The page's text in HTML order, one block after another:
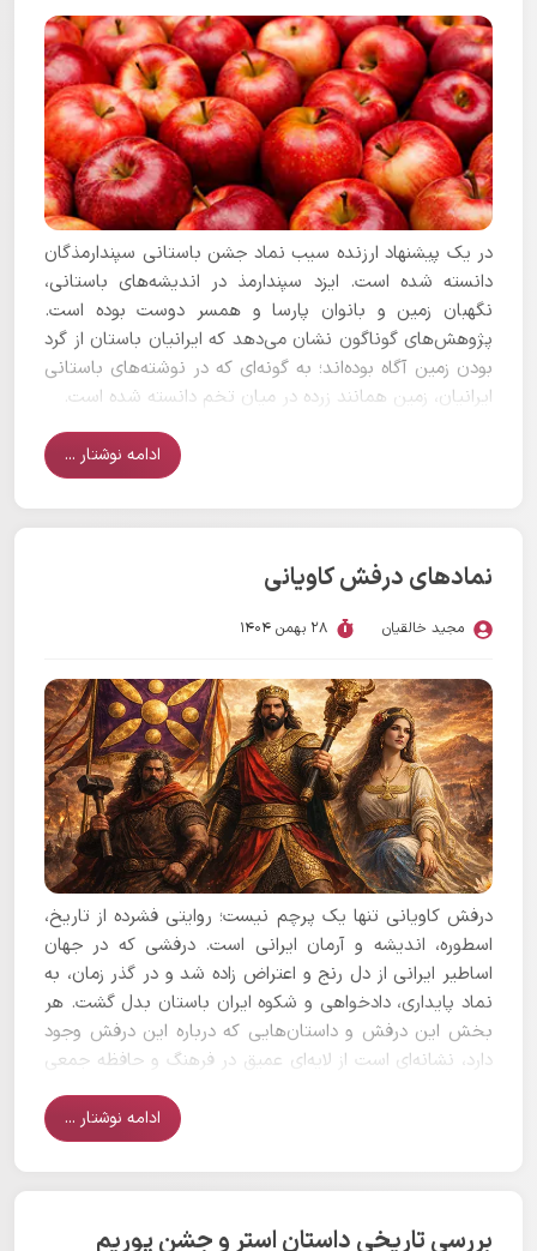
در یک پیشنهاد ارزنده سیب نماد جشن باستانی سپندارمذگان
دانسته شده است. ایزد سپندارمذ در اندیشه‌های باستانی،
نگهبان زمین و بانوان پارسا و همسر دوست بوده است.
پژوهش‌های گوناگون نشان می‌دهد که ایرانیان باستان از گرد
بودن زمین آگاه بوده‌اند؛ به گونه‌ای که در نوشته‌های باستانی
ایرانیان، زمین همانند زرده در میان تخم دانسته شده است.
ادامه نوشتار ...
نمادهای درفش کاویانی
مجید خالقیان 28 بهمن 1404
درفش کاویانی تنها یک پرچم نیست؛ روایتی فشرده از تاریخ،
اسطوره، اندیشه و آرمان ایرانی است. درفشی که در جهان
اساطیر ایرانی از دل رنج و اعتراض زاده شد و در گذر زمان، به
نماد پایداری، دادخواهی و شکوه ایران باستان بدل گشت. هر
بخش این درفش و داستان‌هایی که درباره این درفش وجود
دارد، نشانه‌ای است از لایه‌ای عمیق در فرهنگ و حافظه جمعی
ادامه نوشتار ...
بررسی تاریخی داستان استر و جشن پوریم